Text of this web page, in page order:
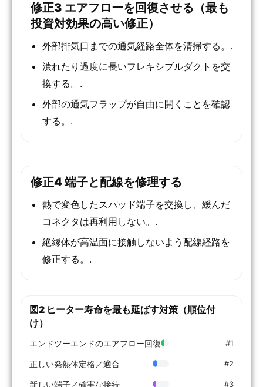
修正3 エアフローを回復させる（最も
投資対効果の高い修正）
外部排気口までの通気経路全体を清掃する。.
潰れたり過度に長いフレキシブルダクトを交
換する。.
外部の通気フラップが自由に開くことを確認
する。.
修正4 端子と配線を修理する
熱で変色したスパッド端子を交換し、緩んだ
コネクタは再利用しない。.
絶縁体が高温面に接触しないよう配線経路を
修正する。.
図2 ヒーター寿命を最も延ばす対策（順位付
け）
エンドツーエンドのエアフロー回復 #1
正しい発熱体定格／適合 #2
新しい端子／確実な接続 #3